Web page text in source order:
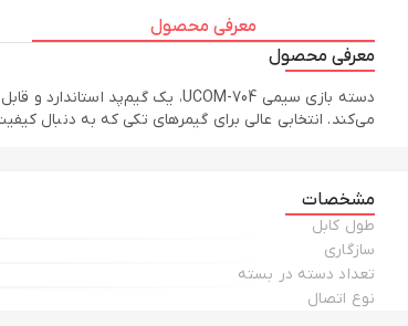
معرفی محصول
معرفی محصول
می‌کند. انتخابی عالی برای گیمرهای تکی که به دنبال
مشخصات
طول کابل
سازگاری
تعداد دسته در بسته
نوع اتصال